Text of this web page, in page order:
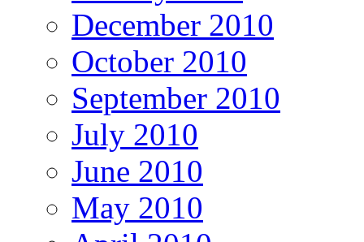
December 2010
October 2010
September 2010
July 2010
June 2010
May 2010